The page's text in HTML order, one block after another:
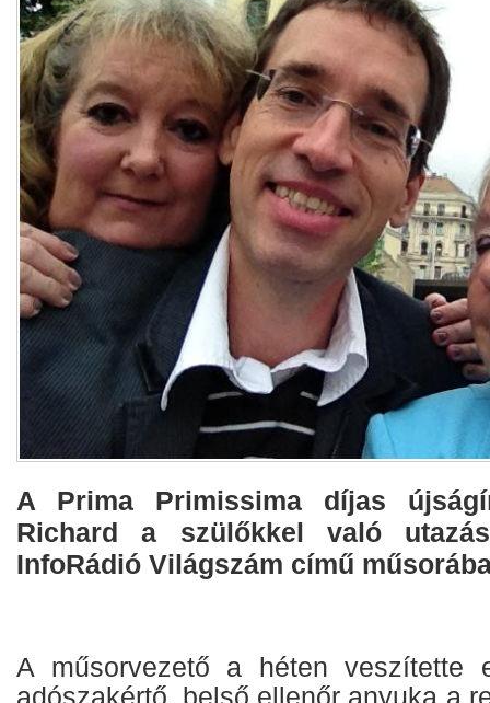
A Prima Primissima díjas
Richard a szülőkkel való
InfoRádió Világszám című
A műsorvezető a héten veszítette
adószakértő, belső ellenőr anyuka a